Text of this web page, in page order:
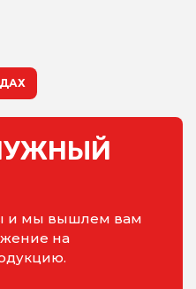
и мы вышлем вам
на